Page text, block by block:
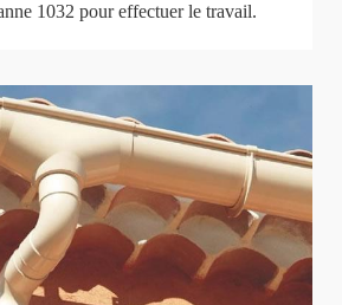
1032 pour effectuer le travail.